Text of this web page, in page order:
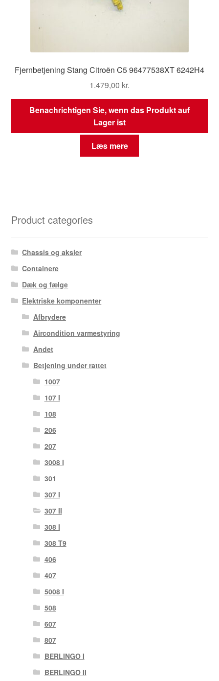
Fjernbetjening Stang Citroën C5 96477538XT 6242H4
1.479,00 kr.
Benachrichtigen Sie, wenn das Produkt auf
Lager ist
Læs mere
Product categories
Chassis og aksler
Containere
Dæk og fælge
Elektriske komponenter
Afbrydere
Aircondition varmestyring
Andet
Betjening under rattet
1007
107 I
108
206
207
3008 I
301
307 I
307 II
308 I
308 T9
406
407
5008 I
508
607
807
BERLINGO I
BERLINGO II